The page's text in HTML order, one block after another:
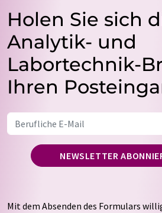
Holen Sie sich
Analytik- und
Labortechnik-
Ihren
NEWSLETTER
Mit dem Absenden des Formulars